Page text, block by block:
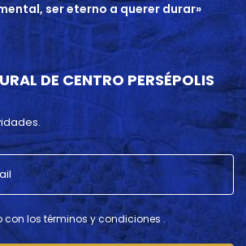
ser eterno a querer durar»
DE CENTRO PERSÉPOLIS
con los términos y condiciones .